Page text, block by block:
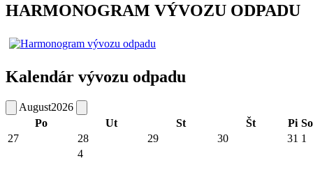
HARMONOGRAM VÝVOZU ODPADU
Kalendár vývozu odpadu
August2026
Po
Ut St Št Pi So
27
28 29 30 31 1
4